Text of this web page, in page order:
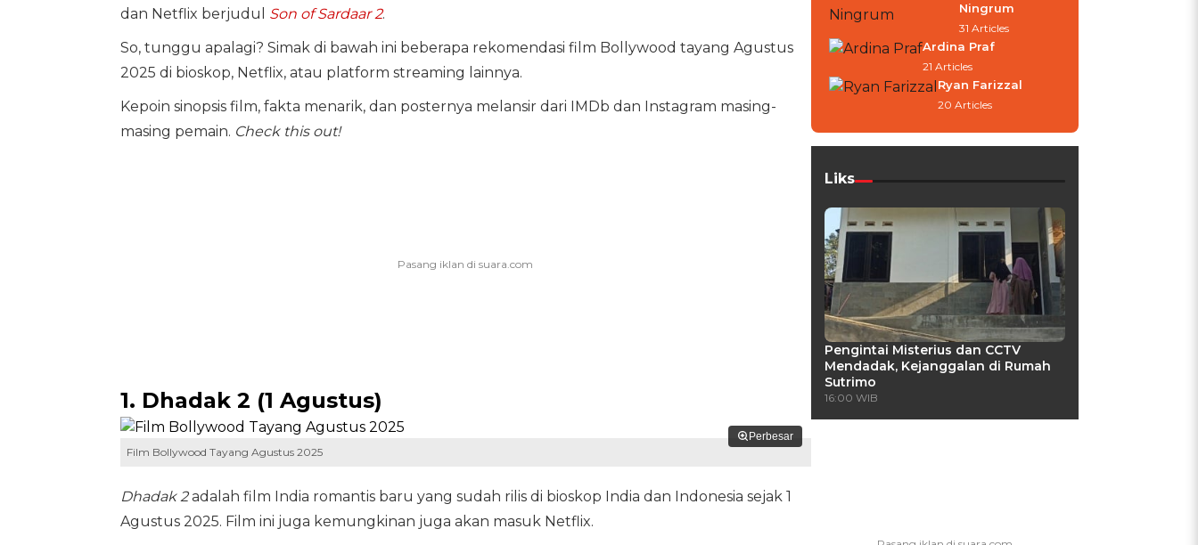
dan Netflix berjudul Son of Sardaar 2.
So, tunggu apalagi? Simak di bawah ini beberapa rekomendasi film Bollywood tayang Agustus
2025 di bioskop, Netflix, atau platform streaming lainnya.
Kepoin sinopsis film, fakta menarik, dan posternya melansir dari IMDb dan Instagram masing-
masing pemain. Check this out!
1. Dhadak 2 (1 Agustus)
Perbesar
Film Bollywood Tayang Agustus 2025
Dhadak 2adalah film India romantis baru yang sudah rilis di bioskop India dan Indonesia sejak 1
Agustus 2025. Film ini juga kemungkinan juga akan masuk Netflix.
Ningrum
31 Articles
Ardina Praf
21 Articles
Ryan Farizzal
20 Articles
Liks
Pengintai Misterius dan CCTV
Mendadak, Kejanggalan di Rumah
Sutrimo
16:00 WIB